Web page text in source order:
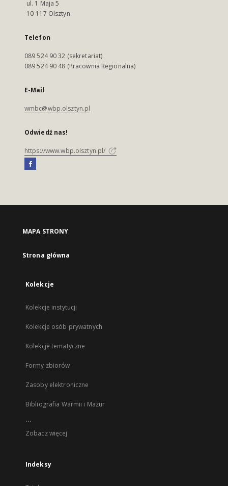
ul. 1 Maja 5
10-117 Olsztyn
Telefon
089 524 90 32 (sekretariat)
089 524 90 48 (Pracownia Regionalna)
E-Mail
wmbc@wbp.olsztyn.pl
Odwiedź nas!
https://www.wbp.olsztyn.pl/
MAPA STRONY
Strona główna
Kolekcje
Kolekcje instytucji
Kolekcje osób prywatnych
Kolekcje tematyczne
Formy zbiorów
Zasoby elektroniczne
Bibliografia Warmii i Mazur
...
Zobacz więcej
Indeksy